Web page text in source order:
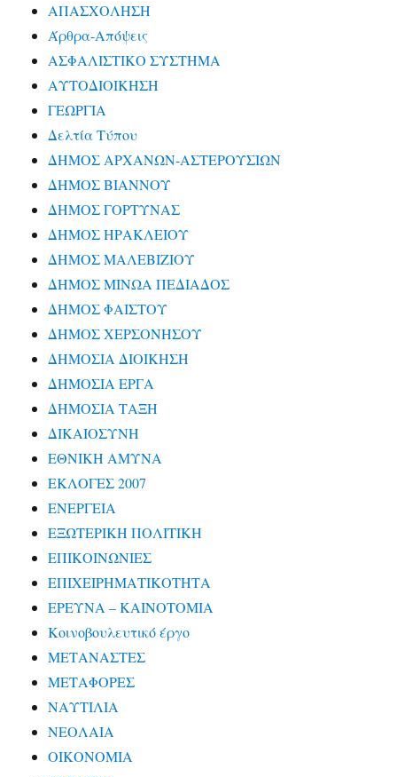
ΑΠΑΣΧΟΛΗΣΗ
Άρθρα-Απόψεις
ΑΣΦΑΛΙΣΤΙΚΟ ΣΥΣΤΗΜΑ
ΑΥΤΟΔΙΟΙΚΗΣΗ
ΓΕΩΡΓΙΑ
Δελτία Τύπου
ΔΗΜΟΣ ΑΡΧΑΝΩΝ-ΑΣΤΕΡΟΥΣΙΩΝ
ΔΗΜΟΣ ΒΙΑΝΝΟΥ
ΔΗΜΟΣ ΓΟΡΤΥΝΑΣ
ΔΗΜΟΣ ΗΡΑΚΛΕΙΟΥ
ΔΗΜΟΣ ΜΑΛΕΒΙΖΙΟΥ
ΔΗΜΟΣ ΜΙΝΩΑ ΠΕΔΙΑΔΟΣ
ΔΗΜΟΣ ΦΑΙΣΤΟΥ
ΔΗΜΟΣ ΧΕΡΣΟΝΗΣΟΥ
ΔΗΜΟΣΙΑ ΔΙΟΙΚΗΣΗ
ΔΗΜΟΣΙΑ ΕΡΓΑ
ΔΗΜΟΣΙΑ ΤΑΞΗ
ΔΙΚΑΙΟΣΥΝΗ
ΕΘΝΙΚΗ ΑΜΥΝΑ
ΕΚΛΟΓΕΣ 2007
ΕΝΕΡΓΕΙΑ
ΕΞΩΤΕΡΙΚΗ ΠΟΛΙΤΙΚΗ
ΕΠΙΚΟΙΝΩΝΙΕΣ
ΕΠΙΧΕΙΡΗΜΑΤΙΚΟΤΗΤΑ
ΕΡΕΥΝΑ – ΚΑΙΝΟΤΟΜΙΑ
Κοινοβουλευτικό έργο
ΜΕΤΑΝΑΣΤΕΣ
ΜΕΤΑΦΟΡΕΣ
ΝΑΥΤΙΛΙΑ
ΝΕΟΛΑΙΑ
ΟΙΚΟΝΟΜΙΑ